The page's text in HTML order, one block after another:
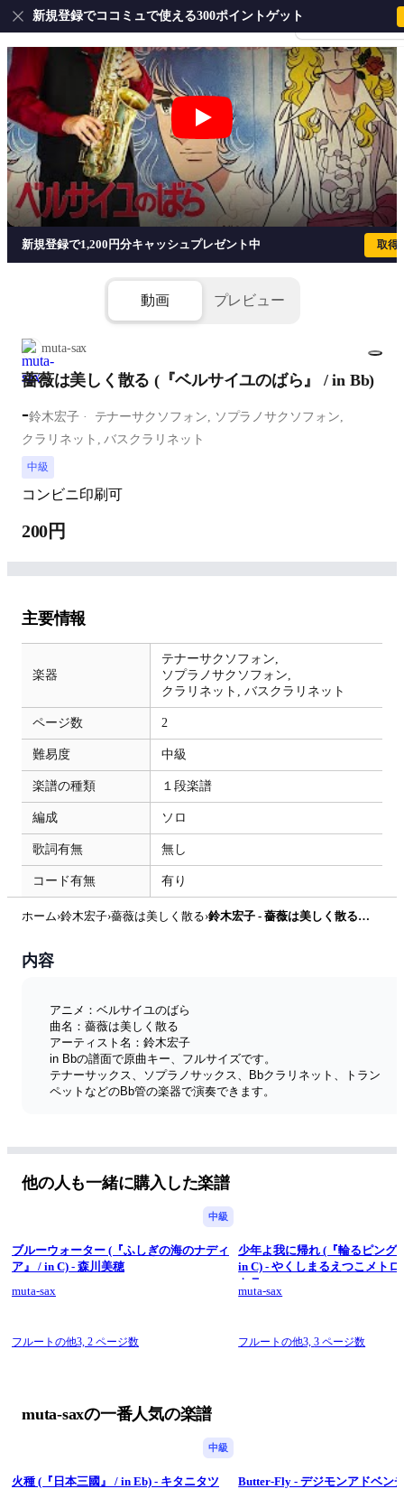
会員登録・ログイ
新規登録でココミュで使える300ポイントゲット
薔薇は美しく散る (『ベルサイユのば
新規登録で1,200円分キャッシュプレゼント中 取得
動画 プレビュー
muta-sax
薔薇は美しく散る (『ベルサイユのばら』 / in Bb)
-鈴木宏子 テナーサクソフォン, ソプラノサクソフォン,
クラリネット,バスクラリネット
中級
コンビニ印刷可
200円
主要情報
楽器
テナーサクソフォン,
ソプラノサクソフォン,
クラリネット, バスクラリネット
ページ数 2
難易度 中級
楽譜の種類 １段楽譜
編成 ソロ
歌詞有無 無し
コード有無 有り
ホーム›鈴木宏子›薔薇は美しく散る› 鈴木宏子 - 薔薇は美しく散る (『ベルサイユのばら』 / in Bb) by muta-sax
内容
アニメ：ベルサイユのばら
曲名：薔薇は美しく散る
アーティスト名：鈴木宏子
in Bbの譜面で原曲キー、フルサイズです。
テナーサックス、ソプラノサックス、Bbクラリネット、トラン
ペットなどのBb管の楽器で演奏できます。
他の人も一緒に購入した楽譜
中級
ブルーウォーター (『ふしぎの海のナディ
ア』 / in C) - 森川美穂
muta-sax
フルートの他3, 2 ページ数
少年よ我に帰れ (『輪るピング
in C) - やくしまるえつこメトロ
トラ
muta-sax
フルートの他3,3 ページ数
muta-saxの一番人気の楽譜
中級
火種 (『日本三國』 / in Eb) - キタニタツ
Butter-Fly - デジモンアドベン